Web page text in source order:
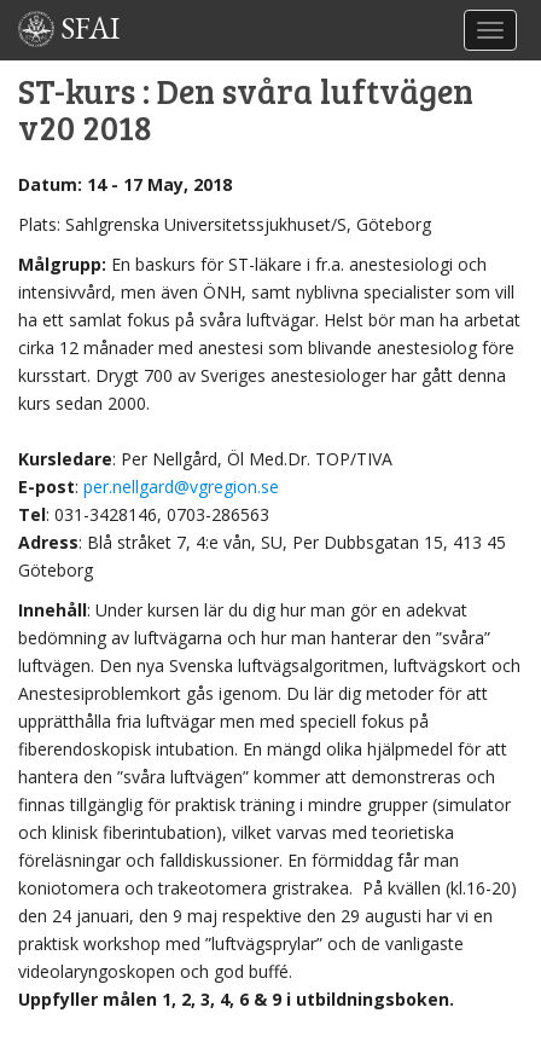
SFAI
ST-kurs : Den svåra luftvägen
v20 2018
Datum: 14 - 17 May, 2018
Plats: Sahlgrenska Universitetssjukhuset/S, Göteborg
Målgrupp: En baskurs för ST-läkare i fr.a. anestesiologi och
intensivvård, men även ÖNH, samt nyblivna specialister som vill
ha ett samlat fokus på svåra luftvägar. Helst bör man ha arbetat
cirka 12 månader med anestesi som blivande anestesiolog före
kursstart. Drygt 700 av Sveriges anestesiologer har gått denna
kurs sedan 2000.
Kursledare: Per Nellgård, Öl Med.Dr. TOP/TIVA
E-post: per.nellgard@vgregion.se
Tel: 031-3428146, 0703-286563
Adress: Blå stråket 7, 4:e vån, SU, Per Dubbsgatan 15, 413 45
Göteborg
Innehåll: Under kursen lär du dig hur man gör en adekvat
bedömning av luftvägarna och hur man hanterar den ”svåra”
luftvägen. Den nya Svenska luftvägsalgoritmen, luftvägskort och
Anestesiproblemkort gås igenom. Du lär dig metoder för att
upprätthålla fria luftvägar men med speciell fokus på
fiberendoskopisk intubation. En mängd olika hjälpmedel för att
hantera den ”svåra luftvägen” kommer att demonstreras och
finnas tillgänglig för praktisk träning i mindre grupper (simulator
och klinisk fiberintubation), vilket varvas med teorietiska
föreläsningar och falldiskussioner. En förmiddag får man
koniotomera och trakeotomera gristrakea. På kvällen (kl.16-20)
den 24 januari, den 9 maj respektive den 29 augusti har vi en
praktisk workshop med ”luftvägsprylar” och de vanligaste
videolaryngoskopen och god buffé.
Uppfyller målen 1, 2, 3, 4, 6 & 9 i utbildningsboken.